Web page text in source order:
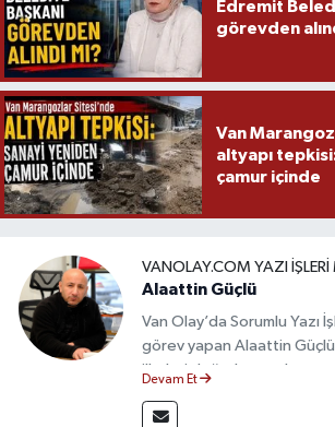
Edremit
görevden
Van
altyapı
çamur içinde
VANOLAY.COM YAZI İŞLERI
Alaattin Güçlü
Van Olay’da Sorumlu Yazı
görev yapan Alaattin
ilkeleri doğrultusunda yayın
yönetiminden sorumludur.
Devam Et